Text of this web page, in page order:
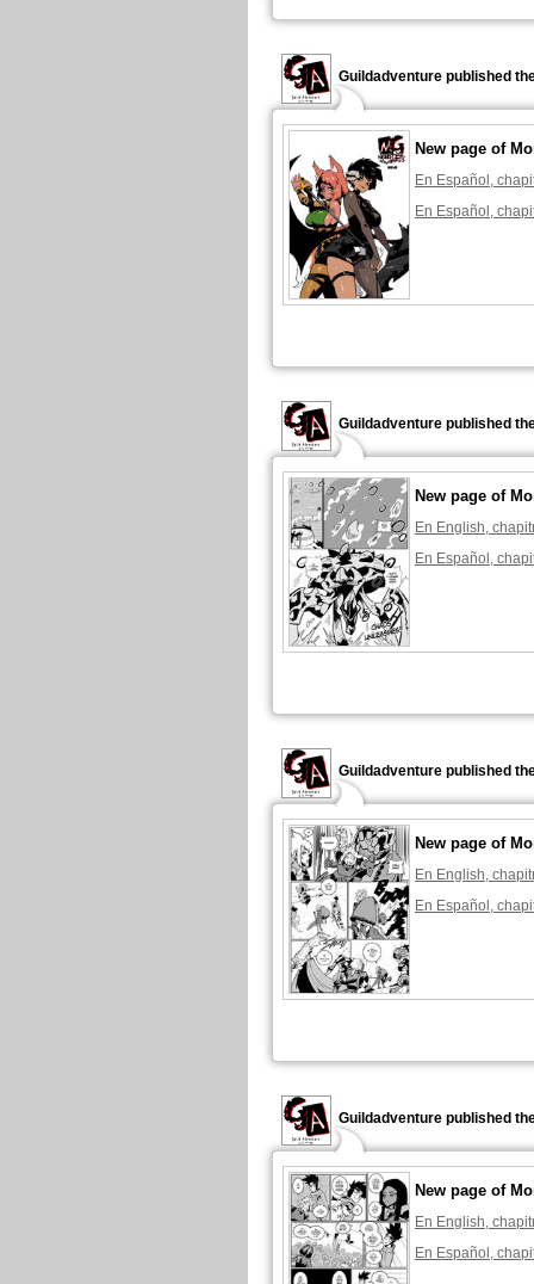
Guildadventure published
New page of
En Español,
En Español,
Guildadventure published
New page of
En English,
En Español,
Guildadventure published
New page of
En English,
En Español,
Guildadventure published
New page of
En English,
En Español,